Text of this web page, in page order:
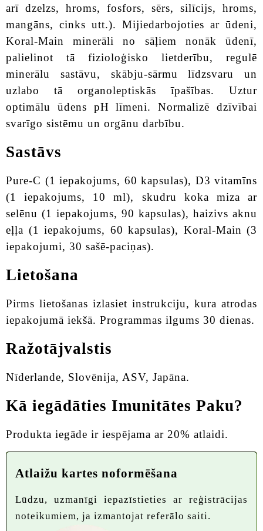
arī dzelzs, hroms, fosfors, sērs, silīcijs, hroms,
mangāns, cinks utt.). Mijiedarbojoties ar ūdeni,
Koral-Main minerāli no sāļiem nonāk ūdenī,
palielinot tā fizioloģisko lietderību, regulē
minerālu sastāvu, skābju-sārmu līdzsvaru un
uzlabo tā organoleptiskās īpašības. Uztur
optimālu ūdens pH līmeni. Normalizē dzīvībai
svarīgo sistēmu un orgānu darbību.
Sastāvs
Pure-C (1 iepakojums, 60 kapsulas), D3 vitamīns
(1 iepakojums, 10 ml), skudru koka miza ar
selēnu (1 iepakojums, 90 kapsulas), haizivs aknu
eļļa (1 iepakojums, 60 kapsulas), Koral-Main (3
iepakojumi, 30 sašē-paciņas).
Lietošana
Pirms lietošanas izlasiet instrukciju, kura atrodas
iepakojumā iekšā. Programmas ilgums 30 dienas.
Ražotājvalstis
Nīderlande, Slovēnija, ASV, Japāna.
Kā iegādāties Imunitātes Paku?
Produkta iegāde ir iespējama ar 20% atlaidi.
Atlaižu kartes noformēšana
Lūdzu, uzmanīgi iepazīstieties ar reģistrācijas
noteikumiem, ja izmantojat referālo saiti.